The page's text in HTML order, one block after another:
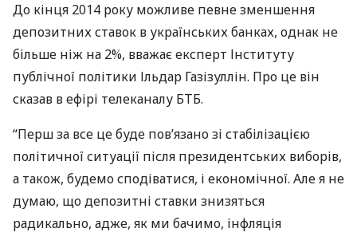
До кінця 2014 року можливе певне зменшення
депозитних ставок в українських банках, однак не
більше ніж на 2%, вважає експерт Інституту
публічної політики Ільдар Газізуллін. Про це він
сказав в ефірі телеканалу БТБ.
“Перш за все це буде пов’язано зі стабілізацією
політичної ситуації після президентських виборів,
а також, будемо сподіватися, і економічної. Але я не
думаю, що депозитні ставки знизяться
радикально, адже, як ми бачимо, інфляція